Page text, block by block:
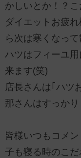
かしいとか！？
ダイエットお疲
ら次は寒くなっ
ハツはフィーユ
来ます(笑)
店長さんは｢ハツ
那さんはすっか
皆様いつもコメ
子も寝る時のこ